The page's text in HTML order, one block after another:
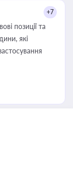
+7
позиції та
які